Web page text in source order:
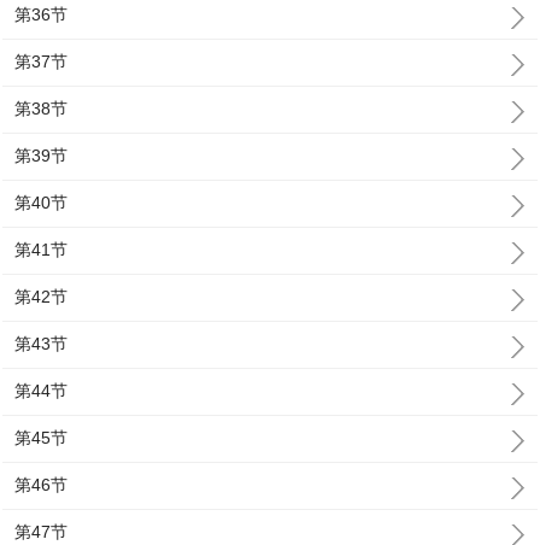
第36节
第37节
第38节
第39节
第40节
第41节
第42节
第43节
第44节
第45节
第46节
第47节